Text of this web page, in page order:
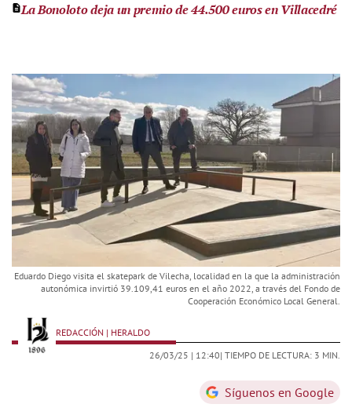
La Bonoloto deja un premio de 44.500 euros en Villacedré
Eduardo Diego visita el skatepark de Vilecha, localidad en la que la administración
autonómica invirtió 39.109,41 euros en el año 2022, a través del Fondo de
Cooperación Económico Local General.
REDACCIÓN | HERALDO
26/03/25 | 12:40| TIEMPO DE LECTURA: 3 MIN.
Síguenos en Google